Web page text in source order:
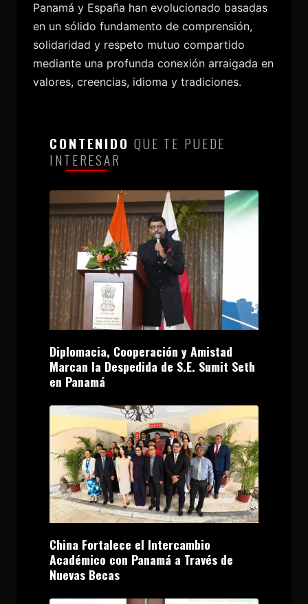
Panamá y España han evolucionado basadas
en un sólido fundamento de comprensión,
solidaridad y respeto mutuo compartido
mediante una profunda conexión arraigada en
valores, creencias, idioma y tradiciones.
CONTENIDO QUE TE PUEDE
INTERESAR
Diplomacia, Cooperación y Amistad
Marcan la Despedida de S.E. Sumit Seth
en Panamá
China Fortalece el Intercambio
Académico con Panamá a Través de
Nuevas Becas